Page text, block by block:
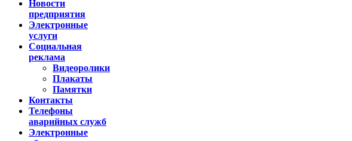
Новости
предприятия
Электронные
услуги
Социальная
реклама
Видеоролики
Плакаты
Памятки
Контакты
Телефоны
аварийных служб
Электронные